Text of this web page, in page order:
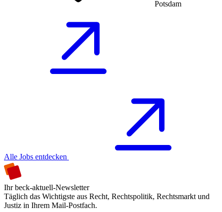
Potsdam
Alle Jobs entdecken
Ihr beck-aktuell-Newsletter
Täglich das Wichtigste aus Recht, Rechtspolitik, Rechtsmarkt und
Justiz in Ihrem Mail-Postfach.